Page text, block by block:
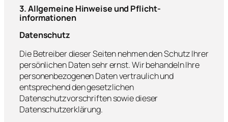
3. Allgemeine Hinweise und Pflicht­
informationen
Datenschutz
Die Betreiber dieser Seiten nehmen den Schutz Ihrer
persönlichen Daten sehr ernst. Wir behandeln Ihre
personenbezogenen Daten vertraulich und
entsprechend den gesetzlichen
Datenschutzvorschriften sowie dieser
Datenschutzerklärung.